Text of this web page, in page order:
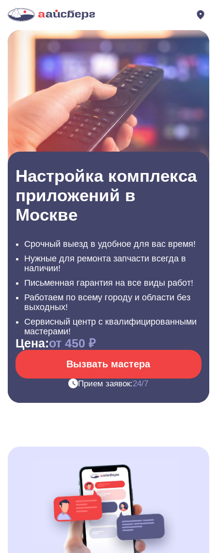
Настройка комплекса
приложений в
Москве
Срочный выезд в удобное для вас время!
Нужные для ремонта запчасти всегда в
наличии!
Письменная гарантия на все виды работ!
Работаем по всему городу и области без
выходных!
Сервисный центр с квалифицированными
мастерами!
Цена:от 450 ₽
Вызвать мастера
Прием заявок:24/7